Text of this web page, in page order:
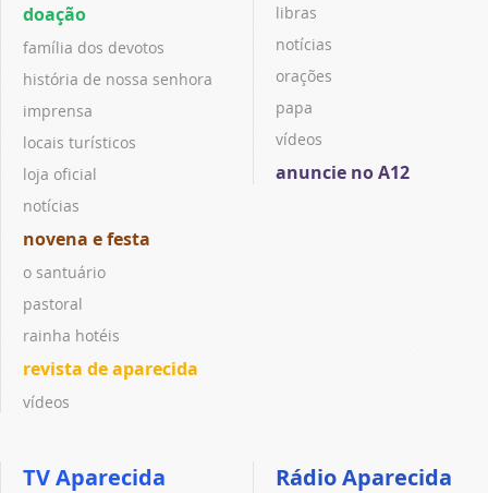
doação
família dos devotos
história de nossa senhora
imprensa
locais turísticos
loja oficial
notícias
novena e festa
o santuário
pastoral
rainha hotéis
revista de aparecida
vídeos
libras
notícias
orações
papa
vídeos
anuncie no A12
TV Aparecida Rádio Aparecida